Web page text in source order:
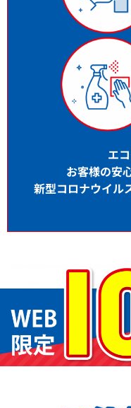
エ
お客様の安
新型コロナウイル